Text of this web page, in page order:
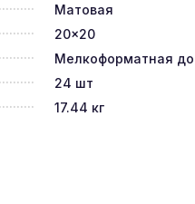
Матовая
20x20
Мелкоформатная
24 шт
17.44 кг